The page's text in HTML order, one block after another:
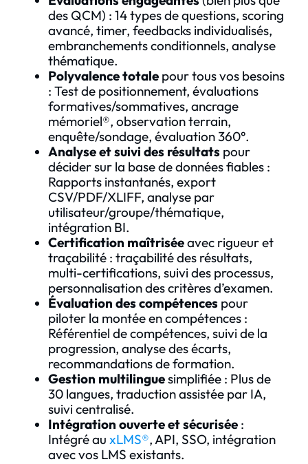
des QCM) : 14 types de questions, scoring
avancé, timer, feedbacks individualisés,
embranchements conditionnels, analyse
thématique.
Polyvalence totalepour tous vos besoins
: Test de positionnement, évaluations
formatives/sommatives, ancrage
mémoriel®, observation terrain,
enquête/sondage, évaluation 360°.
Analyse et suivi des résultatspour
décider sur la base de données fiables :
Rapports instantanés, export
CSV/PDF/XLIFF, analyse par
utilisateur/groupe/thématique,
intégration BI.
Certification maîtriséeavec rigueur et
traçabilité : traçabilité des résultats,
multi-certifications, suivi des processus,
personnalisation des critères d’examen.
Évaluation des compétencespour
piloter la montée en compétences :
Référentiel de compétences, suivi de la
progression, analyse des écarts,
recommandations de formation.
Gestion multilinguesimplifiée : Plus de
30 langues, traduction assistée par IA,
suivi centralisé.
Intégration ouverte et sécurisée:
Intégré au xLMS®, API, SSO, intégration
avec vos LMS existants.